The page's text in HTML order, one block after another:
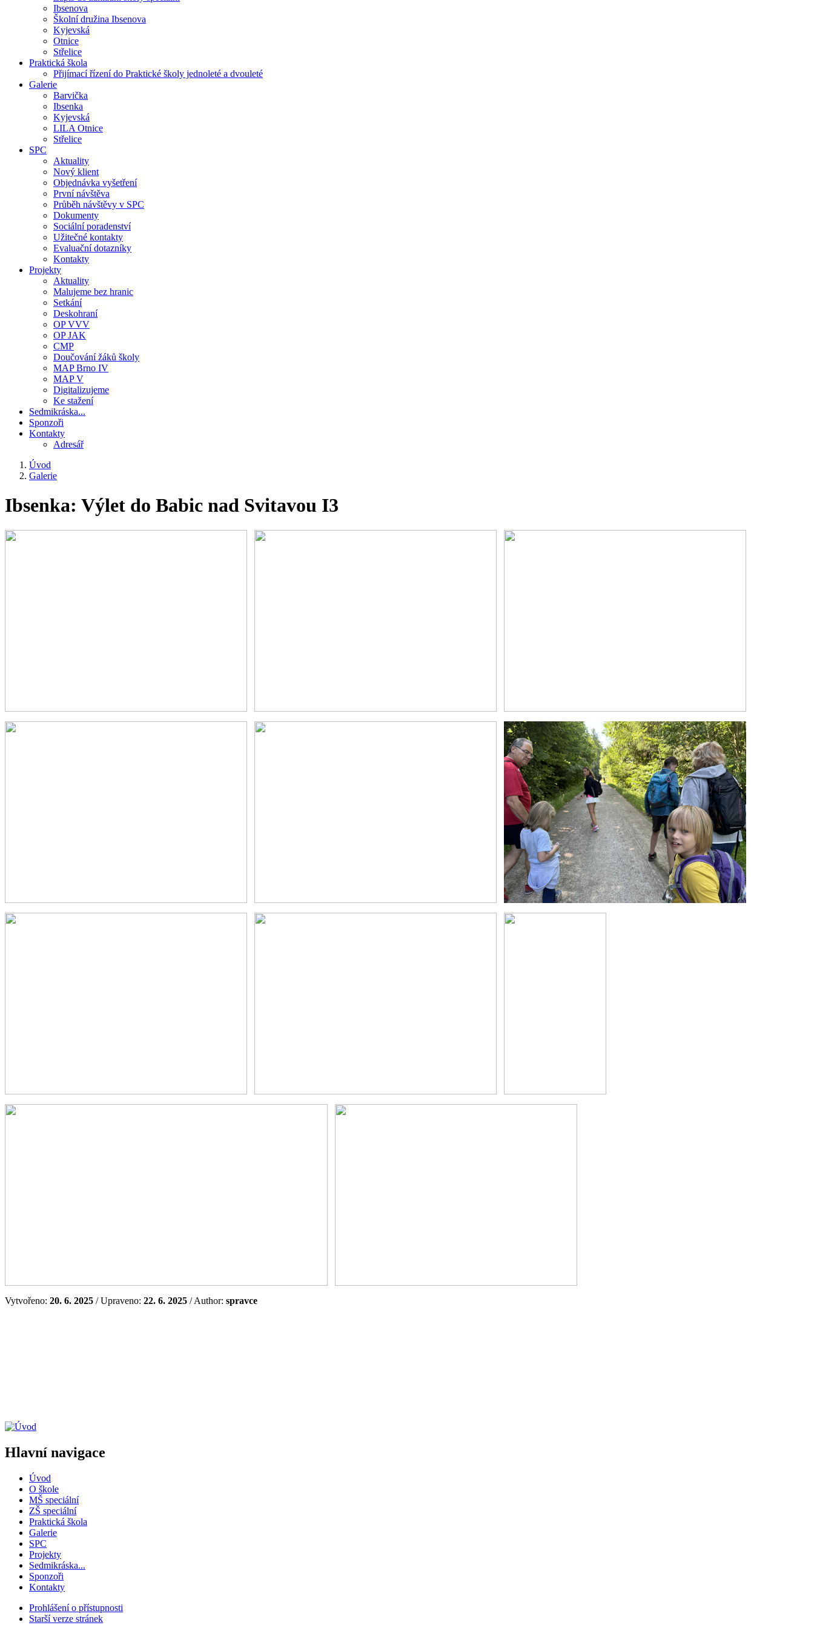
Ibsenova
Školní družina Ibsenova
Kyjevská
Otnice
Střelice
Praktická škola
Přijímací řízení do Praktické školy jednoleté a dvouleté
Galerie
Barvička
Ibsenka
Kyjevská
LILA Otnice
Střelice
SPC
Aktuality
Nový klient
Objednávka vyšetření
První návštěva
Průběh návštěvy v SPC
Dokumenty
Sociální poradenství
Užitečné kontakty
Evaluační dotazníky
Kontakty
Projekty
Aktuality
Malujeme bez hranic
Setkání
Deskohraní
OP VVV
OP JAK
CMP
Doučování žáků školy
MAP Brno IV
MAP V
Digitalizujeme
Ke stažení
Sedmikráska...
Sponzoři
Kontakty
Adresář
Drobečková
navigace
Úvod
Galerie
Ibsenka: Výlet do Babic nad Svitavou I3
Vytvořeno: 20. 6. 2025 / Upraveno: 22. 6. 2025 / Author: spravce
Hlavní navigace
Úvod
O škole
MŠ speciální
ZŠ speciální
Praktická škola
Galerie
SPC
Projekty
Sedmikráska...
Sponzoři
Kontakty
Menu
Prohlášení o přístupnosti
Starší verze stránek